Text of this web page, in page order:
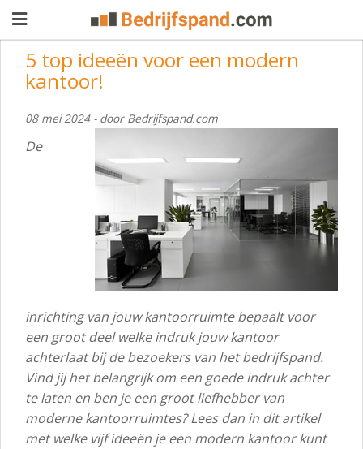
aanbieden
Registreren
Login
5 top ideeën voor een modern
kantoor!
08 mei 2024 - door Bedrijfspand.com
De
inrichting van jouw kantoorruimte bepaalt voor
een groot deel welke indruk jouw kantoor
achterlaat bij de bezoekers van het bedrijfspand.
Vind jij het belangrijk om een goede indruk achter
te laten en ben je een groot liefhebber van
moderne kantoorruimtes? Lees dan in dit artikel
met welke vijf ideeën je een modern kantoor kunt